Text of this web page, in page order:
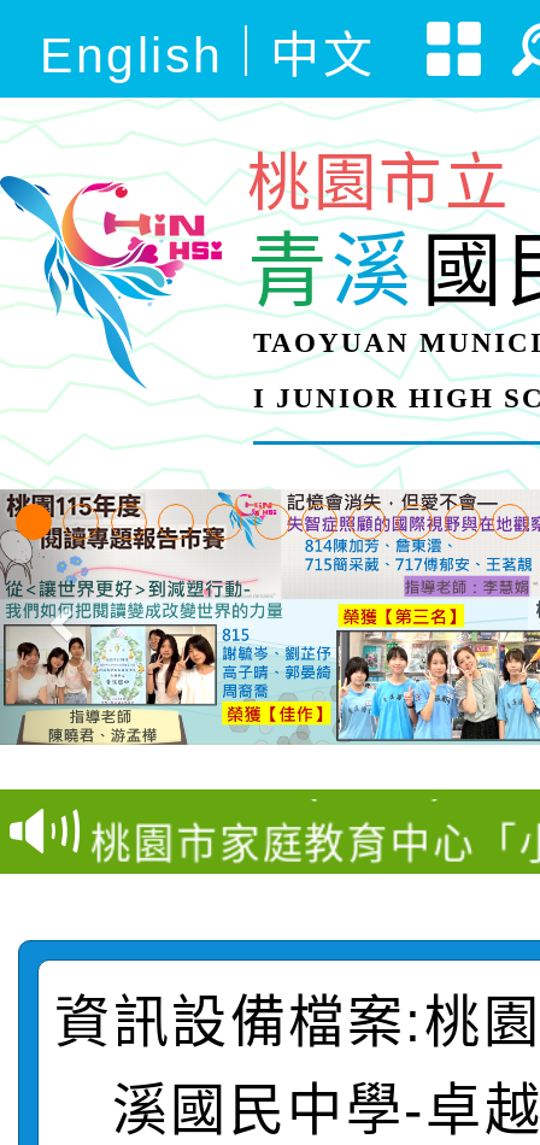
English 中文
桃園市立
青溪國
TAOYUAN
I JUNIOR HIGH
【甄選結果(第11招)】
結果(第11招)
學年度第1學期第9次代
桃園市家庭教育中心「
「祖孫樂淘桃」、「愛
絕-親子共學同樂會」
站幸福系列講座及成長
員」簡章及活動海報，
踴躍報名參加
115學年度新生訓練注
115學年度新生補報到
結果
【甄選結果(第10招)】
資訊設備檔案:桃
溪國民中學-卓